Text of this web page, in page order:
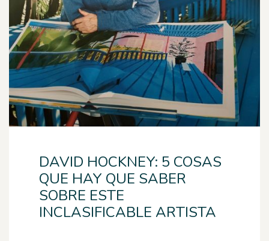
DAVID HOCKNEY: 5 COSAS
QUE HAY QUE SABER
SOBRE ESTE
INCLASIFICABLE ARTISTA